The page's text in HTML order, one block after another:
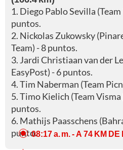
1. Diego Pablo Sevilla
puntos.
2. Nickolas Zukowsky
Team) - 8 puntos.
3. Jardi Christiaan van der
EasyPost) - 6 puntos.
4. Tim Naberman (Team
5. Timo Kielich (Team Visma
puntos.
6. Mathijs Paasschens
punto.08:17 a. m.- A 74 KM DE